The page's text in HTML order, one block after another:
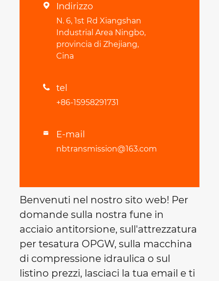
 Indirizzo
N. 6, 1st Rd Xiangshan
Industrial Area Ningbo,
provincia di Zhejiang,
Cina
 tel
+86-15958291731
 E-mail
nbtransmission@163.com
Benvenuti nel nostro sito web! Per
domande sulla nostra fune in
acciaio antitorsione, sull'attrezzatura
per tesatura OPGW, sulla macchina
di compressione idraulica o sul
listino prezzi, lasciaci la tua email e ti